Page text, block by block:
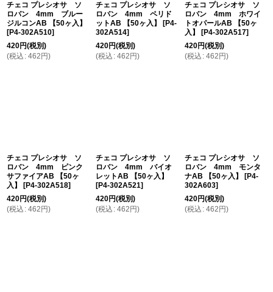
チェコ プレシオサ ソ
ロバン 4mm ブルー
ジルコンAB 【50ヶ入】
[P4-302A510]
420円(税別)
(税込 : 462 円)
チェコ プレシオサ ソ
ロバン 4mm ペリド
ットAB 【50ヶ入】
[P4-
302A514]
420円(税別)
(税込 : 462 円)
チェコ プレシオサ ソ
ロバン 4mm ホワイ
トオパールAB 【50ヶ
入】
[P4-302A517]
420円(税別)
(税込 : 462 円)
チェコ プレシオサ ソ
ロバン 4mm ピンク
サファイアAB 【50ヶ
入】
[P4-302A518]
420円(税別)
(税込 : 462 円)
チェコ プレシオサ ソ
ロバン 4mm バイオ
レットAB 【50ヶ入】
[P4-302A521]
420円(税別)
(税込 : 462 円)
チェコ プレシオサ ソ
ロバン 4mm モンタ
ナAB 【50ヶ入】
[P4-
302A603]
420円(税別)
(税込 : 462 円)